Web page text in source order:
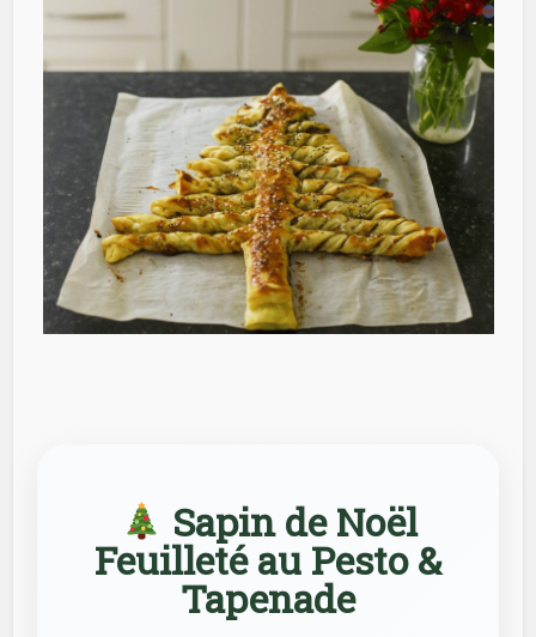
Sapin de Noël
Feuilleté au Pesto &
Tapenade